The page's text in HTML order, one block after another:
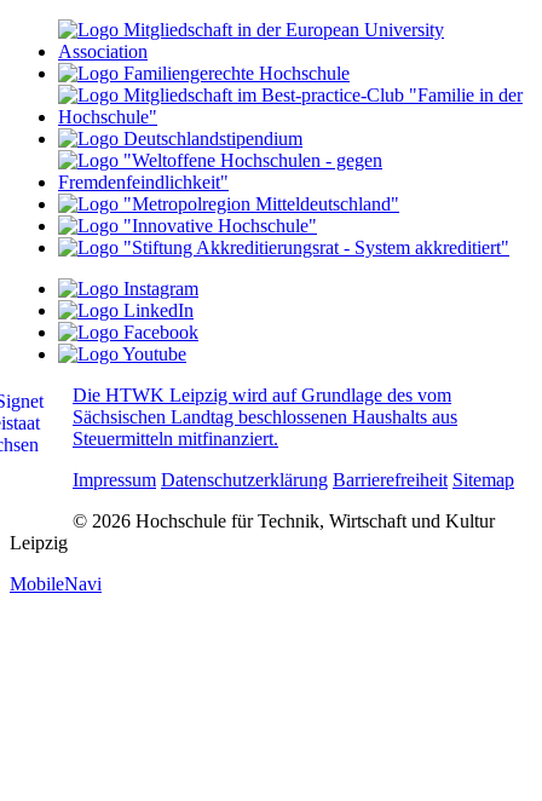
Die HTWK Leipzig wird auf Grundlage des vom
Sächsischen Landtag beschlossenen Haushalts aus
Steuermitteln mitfinanziert.
Impressum Datenschutzerklärung Barrierefreiheit Sitemap
© 2026 Hochschule für Technik, Wirtschaft und Kultur
Leipzig
MobileNavi